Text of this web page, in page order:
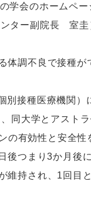
学会のホームペー
ター副院長 室圭
調不良で接種が
接種医療機関）
同大学とアスト
有効性と安全性
後つまり3か月後
維持され、1回目